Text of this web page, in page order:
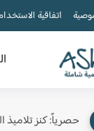
اتفاقية
حصرياً: كنز تلاميذ